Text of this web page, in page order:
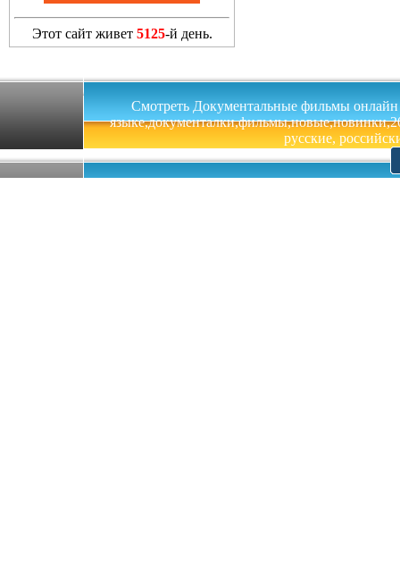
Этот сайт живет 5125-й день.
Смотреть Документальные фильмы онлайн
русские,